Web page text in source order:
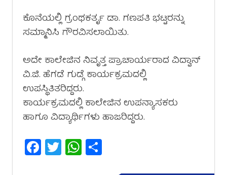
ಕೊನೆಯಲ್ಲಿ ಗ್ರಂಥಕರ್ತೃ ಡಾ. ಗಣಪತಿ ಭಟ್ಟರನ್ನು
ಸಮ್ಮಾನಿಸಿ ಗೌರವಿಸಲಾಯಿತು.
ಅದೇ ಕಾಲೇಜಿನ ನಿವೃತ್ತ ಪ್ರಾಚಾರ್ಯರಾದ ವಿದ್ವಾನ್
ವಿ.ಜಿ. ಹೆಗಡೆ ಗುಡ್ಗೆ ಕಾರ್ಯಕ್ರಮದಲ್ಲಿ
ಉಪಸ್ಥಿತಿತರಿದ್ದರು.
ಕಾರ್ಯಕ್ರಮದಲ್ಲಿ ಕಾಲೇಜಿನ ಉಪನ್ಯಾಸಕರು
ಹಾಗೂ ವಿದ್ಯಾರ್ಥಿಗಳು ಹಾಜರಿದ್ದರು.
Facebook
TwitterWhatsApp